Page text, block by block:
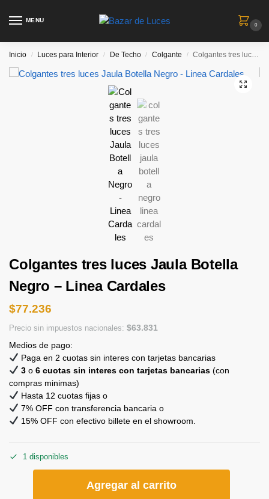
MENU
0
Inicio / Luces para Interior / De Techo / Colgante / Colgantes tres luces Jaula Botella Negro – Linea Cardales
Colgantes tres luces Jaula Botella
Negro – Linea Cardales
$77.236
Precio sin impuestos nacionales: $63.831
Medios de pago:
Paga en 2 cuotas sin interes con tarjetas bancarias
3o 6 cuotas sin interes con tarjetas bancarias(con
compras minimas)
Hasta 12 cuotas fijas o
7% OFF con transferencia bancaria o
15% OFF con efectivo billete en el showroom.
1 disponibles
Agregar al carrito